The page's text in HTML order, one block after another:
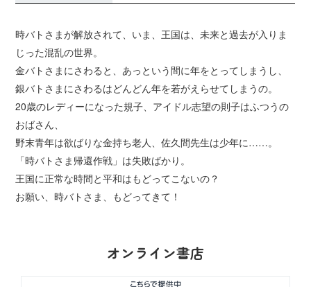
時バトさまが解放されて、いま、王国は、未来と過去が入りま
じった混乱の世界。
金バトさまにさわると、あっという間に年をとってしまうし、
銀バトさまにさわるはどんどん年を若がえらせてしまうの。
20歳のレディーになった規子、アイドル志望の則子はふつうの
おばさん、
野末青年は欲ばりな金持ち老人、佐久間先生は少年に……。
「時バトさま帰還作戦」は失敗ばかり。
王国に正常な時間と平和はもどってこないの？
お願い、時バトさま、もどってきて！
オンライン書店